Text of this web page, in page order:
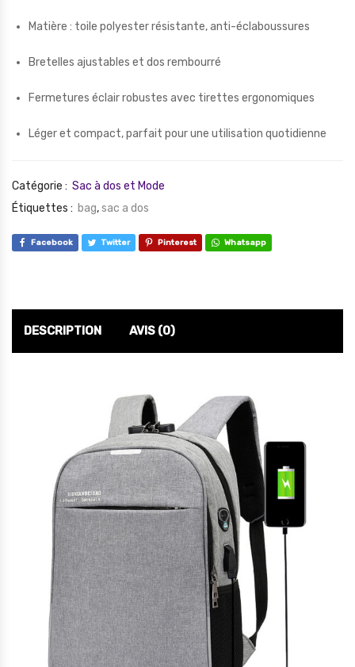
Matière : toile polyester résistante, anti-éclaboussures
Bretelles ajustables et dos rembourré
Fermetures éclair robustes avec tirettes ergonomiques
Léger et compact, parfait pour une utilisation quotidienne
Catégorie : Sac à dos et Mode
Étiquettes : bag,sac a dos
Facebook Twitter Pinterest Whatsapp
DESCRIPTION AVIS (0)